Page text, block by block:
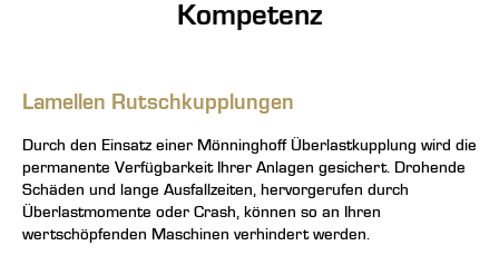
Kompetenz
Lamellen Rutschkupplungen
Durch den Einsatz einer Mönninghoff Überlastkupplung wird die
permanente Verfügbarkeit Ihrer Anlagen gesichert. Drohende
Schäden und lange Ausfallzeiten, hervorgerufen durch
Überlastmomente oder Crash, können so an Ihren
wertschöpfenden Maschinen verhindert werden.